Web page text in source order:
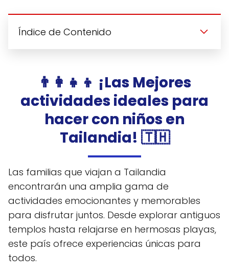
Índice de Contenido
👨‍👩‍👧‍👦 ¡Las Mejores
actividades ideales para
hacer con niños en
Tailandia! 🇹🇭
Las familias que viajan a Tailandia
encontrarán una amplia gama de
actividades emocionantes y memorables
para disfrutar juntos. Desde explorar antiguos
templos hasta relajarse en hermosas playas,
este país ofrece experiencias únicas para
todos.